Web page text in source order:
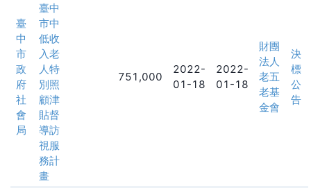
臺
中
市
政
府
社
會
局
臺中
市中
低收
入老
人特
別照
顧津
貼督
導訪
視服
務計
畫
751,000
2022-
01-18
2022-
01-18
財團
法人
老五
老基
金會
決
標
公
告